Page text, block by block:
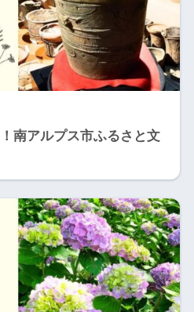
南アルプス市ふるさと文